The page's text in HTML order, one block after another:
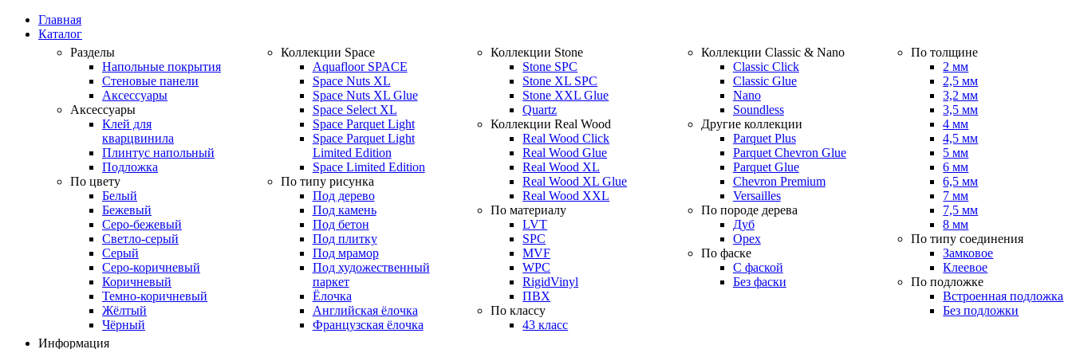
Главная
Каталог
Разделы
Напольные покрытия
Стеновые панели
Аксессуары
Аксессуары
Клей для
кварцвинила
Плинтус напольный
Подложка
По цвету
Белый
Бежевый
Серо-бежевый
Светло-серый
Серый
Серо-коричневый
Коричневый
Темно-коричневый
Жёлтый
Чёрный
Коллекции Space
Aquafloor SPACE
Space Nuts XL
Space Nuts XL Glue
Space Select XL
Space Parquet Light
Space Parquet Light
Limited Edition
Space Limited Edition
По типу рисунка
Под дерево
Под камень
Под бетон
Под плитку
Под мрамор
Под художественный
паркет
Ёлочка
Английская ёлочка
Французская ёлочка
Коллекции Stone
Stone SPC
Stone XL SPC
Stone XXL Glue
Quartz
Коллекции Real Wood
Real Wood Click
Real Wood Glue
Real Wood XL
Real Wood XL Glue
Real Wood XXL
По материалу
LVT
SPC
MVF
WPC
RigidVinyl
ПВХ
По классу
43 класс
Коллекции Classic & Nano
Classic Click
Classic Glue
Nano
Soundless
Другие коллекции
Parquet Plus
Parquet Chevron Glue
Parquet Glue
Chevron Premium
Versailles
По породе дерева
Дуб
Орех
По фаске
С фаской
Без фаски
По толщине
2 мм
2,5 мм
3,2 мм
3,5 мм
4 мм
4,5 мм
5 мм
6 мм
6,5 мм
7 мм
7,5 мм
8 мм
По типу соединения
Замковое
Клеевое
По подложке
Встроенная подложка
Без подложки
Информация